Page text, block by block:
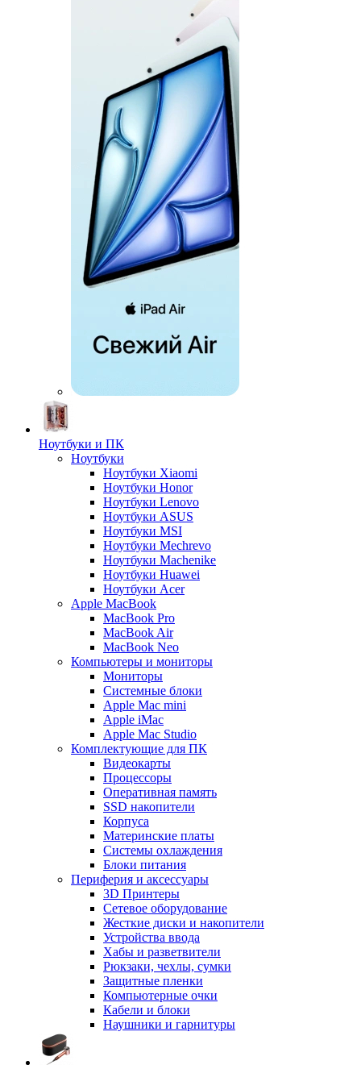
Ноутбуки и ПК
Ноутбуки
Ноутбуки Xiaomi
Ноутбуки Honor
Ноутбуки Lenovo
Ноутбуки ASUS
Ноутбуки MSI
Ноутбуки Mechrevo
Ноутбуки Machenike
Ноутбуки Huawei
Ноутбуки Acer
Apple MacBook
MacBook Pro
MacBook Air
MacBook Neo
Компьютеры и мониторы
Мониторы
Системные блоки
Apple Mac mini
Apple iMac
Apple Mac Studio
Комплектующие для ПК
Видеокарты
Процессоры
Оперативная память
SSD накопители
Корпуса
Материнские платы
Системы охлаждения
Блоки питания
Периферия и аксессуары
3D Принтеры
Сетевое оборудование
Жесткие диски и накопители
Устройства ввода
Хабы и разветвители
Рюкзаки, чехлы, сумки
Защитные пленки
Компьютерные очки
Кабели и блоки
Наушники и гарнитуры